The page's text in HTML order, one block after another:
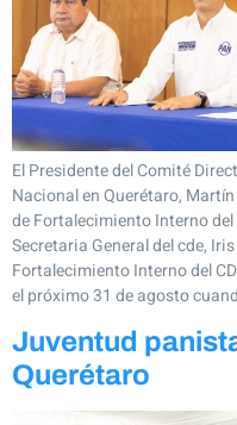
El Presidente del Comité
Nacional en Querétaro,
de Fortalecimiento Interno
Secretaria General del cde,
Fortalecimiento Interno del
el próximo 31 de agosto
Juventud
Querétaro